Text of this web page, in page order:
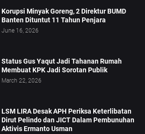
Korupsi Minyak Goreng, 2 Direktur BUMD
Banten Dituntut 11 Tahun Penjara
June 16, 2026
Status Gus Yaqut Jadi Tahanan Rumah
Membuat KPK Jadi Sorotan Publik
March 22, 2026
LSM LIRA Desak APH Periksa Keterlibatan
Dirut Pelindo dan JICT Dalam Pembunuhan
Aktivis Ermanto Usman